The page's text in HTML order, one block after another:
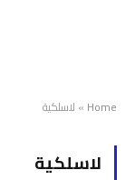
Home
» لاسلكية
لاسلكية